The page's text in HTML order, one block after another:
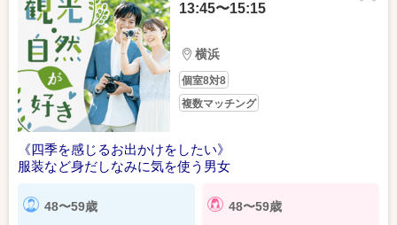
13:45〜15:15
横浜
個室8対8
複数マッチング
《四季を感じるお出かけをしたい》
服装など身だしなみに気を使う男女
48〜59歳 48〜59歳